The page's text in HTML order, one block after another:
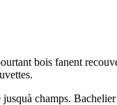
bois fanent
champs.